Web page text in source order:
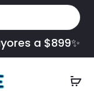
a $899✨